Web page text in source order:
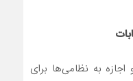
به نظامي‌ها براي